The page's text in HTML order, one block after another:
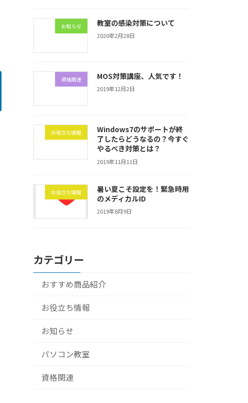
お知らせ 教室の感染対策について
2020年2月28日
資格関連 MOS対策講座、人気です！
2019年12月2日
お役立ち情報
Windows7のサポートが終
了したらどうなるの？今すぐ
やるべき対策とは？
2019年11月11日
お役立ち情報
暑い夏こそ設定を！緊急時用
のメディカルID
2019年8月9日
カテゴリー
おすすめ商品紹介
お役立ち情報
お知らせ
パソコン教室
資格関連